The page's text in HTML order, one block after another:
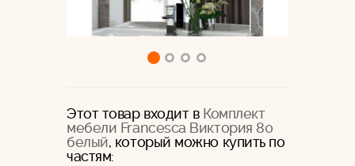
Этот товар входит в Комплект
мебели Francesca Виктория 80
белый, который можно купить по
частям: